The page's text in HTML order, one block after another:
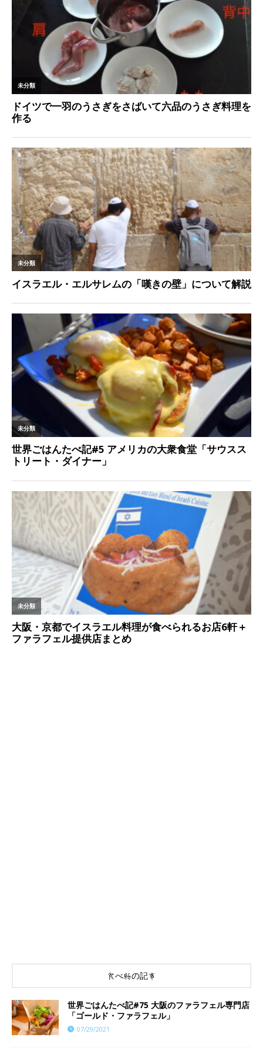
食べ物の記事
世界ごはんたべ記#75 大阪のファラフェル専門店
「ゴールド・ファラフェル」
07/29/2021